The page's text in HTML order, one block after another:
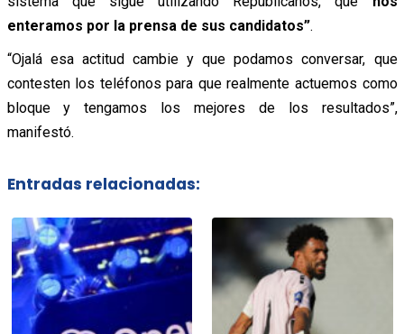
enteramos por la prensa de sus candidatos”.
“Ojalá esa actitud cambie y que podamos conversar, que
contesten los teléfonos para que realmente actuemos como
bloque y tengamos los mejores de los resultados”,
manifestó.
Entradas relacionadas: